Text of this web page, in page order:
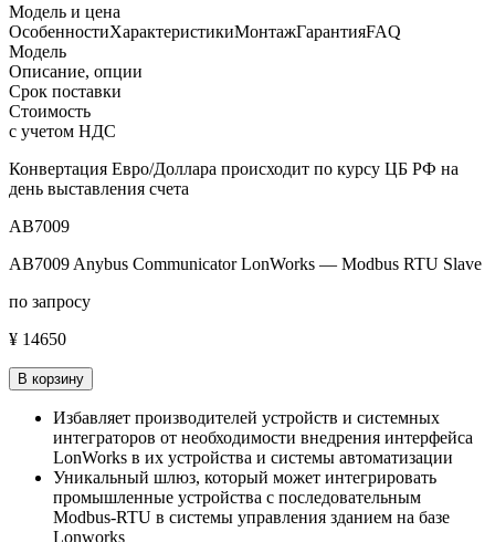
Модель и цена
ОсобенностиХарактеристикиМонтажГарантияFAQ
Модель
Описание, опции
Срок поставки
Стоимость
с учетом НДС
Конвертация Евро/Доллара происходит по курсу ЦБ РФ на
день выставления счета
AB7009
AB7009 Anybus Communicator LonWorks — Modbus RTU Slave
по запросу
¥ 14650
В корзину
Избавляет производителей устройств и системных
интеграторов от необходимости внедрения интерфейса
LonWorks в их устройства и системы автоматизации
Уникальный шлюз, который может интегрировать
промышленные устройства с последовательным
Modbus-RTU в системы управления зданием на базе
Lonworks